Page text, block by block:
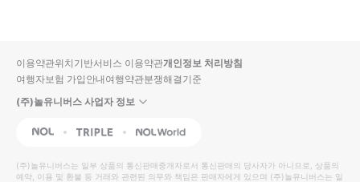
입니
다.
높
은
동
영
순
상
이용약관위치기반서비스 이용약관개인정보 처리방침
여행자보험 가입안내여행약관분쟁해결기준
(주)놀유니버스 사업자 정보
NOL Triple Interpark Global
(주)놀유니버스는 일부 상품의 통신판매중개자로서 통신판매의 당사자가 아니므로, 상품의
예약, 이용 및 환불 등 거래와 관련된 의무와 책임은 판매자에게 있으며 (주)놀유니버스는 일